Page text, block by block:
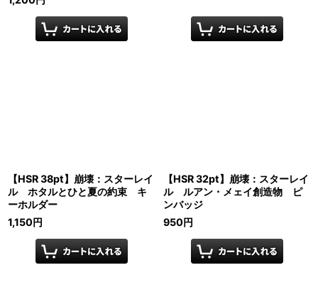
【HSR 38pt】崩壊：スターレイ
ル ホタルとひと夏の約束 キ
ーホルダー
1,150円
【HSR 32pt】崩壊：スターレイ
ル ルアン・メェイ創造物 ピ
ンバッジ
950円